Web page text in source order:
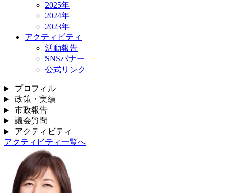
2025年
2024年
2023年
アクティビティ
活動報告
SNSバナー
公式リンク
プロフィル
政策・実績
市政報告
議会質問
アクティビティ
アクティビティ一覧へ